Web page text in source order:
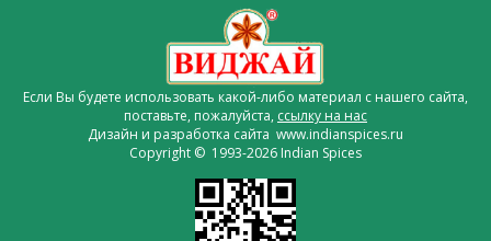
Если Вы будете использовать какой-либо материал с нашего сайта,
поставьте, пожалуйста, ссылку на нас
Дизайн и разработка сайта www.indianspices.ru
Copyright © 1993-2026 Indian Spices